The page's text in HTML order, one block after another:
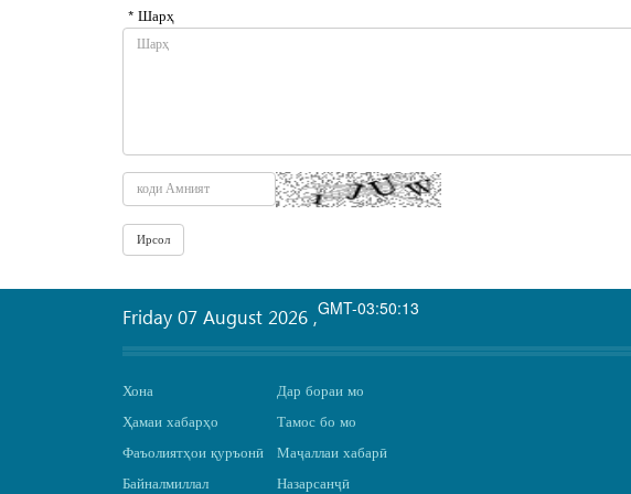
* Шарҳ
GMT-03:50:13
Friday 07 August 2026 ,
Хона
Ҳамаи хабарҳо
Фаъолиятҳои қуръонӣ
Байналмиллал
Дар бораи мо
Тамос бо мо
Маҷаллаи хабарӣ
Назарсанҷӣ